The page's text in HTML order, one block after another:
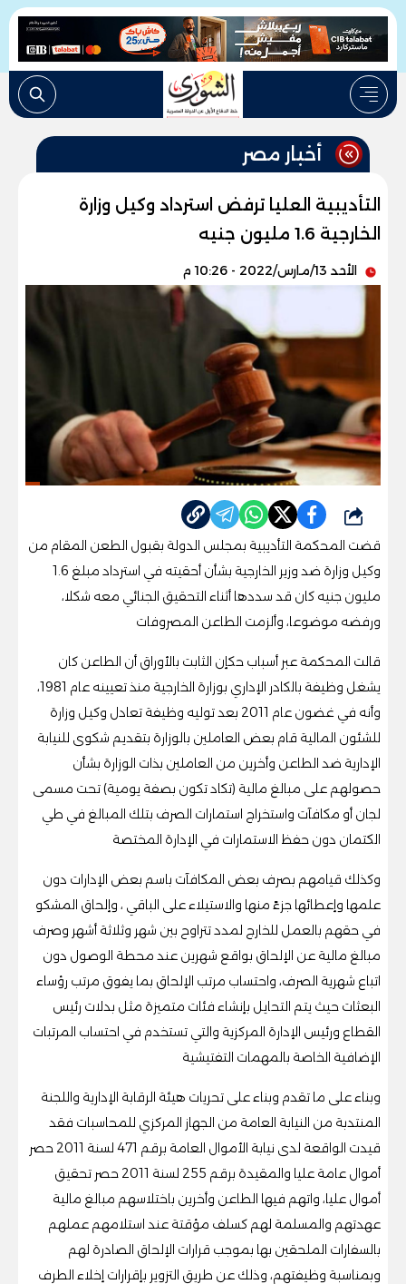
أخبار مصر
التأديبية العليا ترفض استرداد وكيل وزارة
الخارجية 1.6 مليون جنيه
الأحد 13/مارس/2022 - 10:26 م
شارك
قضت المحكمة التأديبية بمجلس الدولة بقبول الطعن المقام من
وكيل وزارة ضد وزير الخارجية بشأن أحقيته في استرداد مبلغ 1.6
مليون جنيه كان قد سددها أثناء التحقيق الجنائي معه شكلا،
ورفضه موضوعا، وألزمت الطاعن المصروفات
قالت المحكمة عبر أسباب حكإن الثابت بالأوراق أن الطاعن كان
يشغل وظيفة بالكادر الإداري بوزارة الخارجية منذ تعيينه عام 1981،
وأنه في غضون عام 2011 بعد توليه وظيفة تعادل وكيل وزارة
للشئون المالية قام بعض العاملين بالوزارة بتقديم شكوى للنيابة
الإدارية ضد الطاعن وأخرين من العاملين بذات الوزارة بشأن
حصولهم على مبالغ مالية (تكاد تكون بصفة يومية) تحت مسمى
لجان أو مكافآت واستخراج استمارات الصرف بتلك المبالغ في طي
الكتمان دون حفظ الاستمارات في الإدارة المختصة
وكذلك قيامهم بصرف بعض المكافآت باسم بعض الإدارات دون
علمها وإعطائها جزءً منها والاستيلاء على الباقي ، وإلحاق المشكو
في حقهم بالعمل للخارج لمدد تتراوح بين شهر وثلاثة أشهر وصرف
مبالغ مالية عن الإلحاق بواقع شهرين عند محطة الوصول دون
اتباع شهرية الصرف، واحتساب مرتب الإلحاق بما يفوق مرتب رؤساء
البعثات حيث يتم التحايل بإنشاء فئات متميزة مثل بدلات رئيس
القطاع ورئيس الإدارة المركزية والتي تستخدم في احتساب المرتبات
الإضافية الخاصة بالمهمات التفتيشية
وبناء على ما تقدم وبناء على تحريات هيئة الرقابة الإدارية واللجنة
المنتدبة من النيابة العامة من الجهاز المركزي للمحاسبات فقد
قيدت الواقعة لدى نيابة الأموال العامة برقم 471 لسنة 2011 حصر
أموال عامة عليا والمقيدة برقم 255 لسنة 2011 حصر تحقيق
أموال عليا، واتهم فيها الطاعن وأخرين باختلاسهم مبالغ مالية
عهدتهم والمسلمة لهم كسلف مؤقتة عند استلامهم عملهم
بالسفارات الملحقين بها بموجب قرارات الإلحاق الصادرة لهم
وبمناسبة وظيفتهم، وذلك عن طريق التزوير بإقرارات إخلاء الطرف